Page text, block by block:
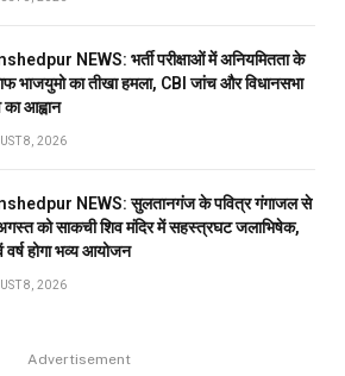
NEWS: भर्ती परीक्षाओं में अनियमितता के
भाजयुमो का तीखा हमला, CBI जांच और विधानसभा
का आह्वान
8, 2026
NEWS: सुलतानगंज के पवित्र गंगाजल से
को साकची शिव मंदिर में सहस्त्रघट जलाभिषेक,
वर्ष होगा भव्य आयोजन
8, 2026
Advertisement